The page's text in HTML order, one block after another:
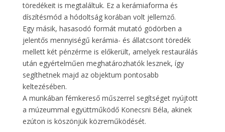
töredékeit is megtaláltuk. Ez a kerámiaforma és
díszítésmód a hódoltság korában volt jellemző.
Egy másik, hasasodó formát mutató gödörben a
jelentős mennyiségű kerámia- és állatcsont töredék
mellett két pénzérme is előkerült, amelyek restaurálás
után egyértelműen meghatározhatók lesznek, így
segíthetnek majd az objektum pontosabb
keltezésében.
A munkában fémkereső műszerrel segítséget nyújtott
a múzeummal együttműködő Konecsni Béla, akinek
ezúton is köszönjük közreműködését.